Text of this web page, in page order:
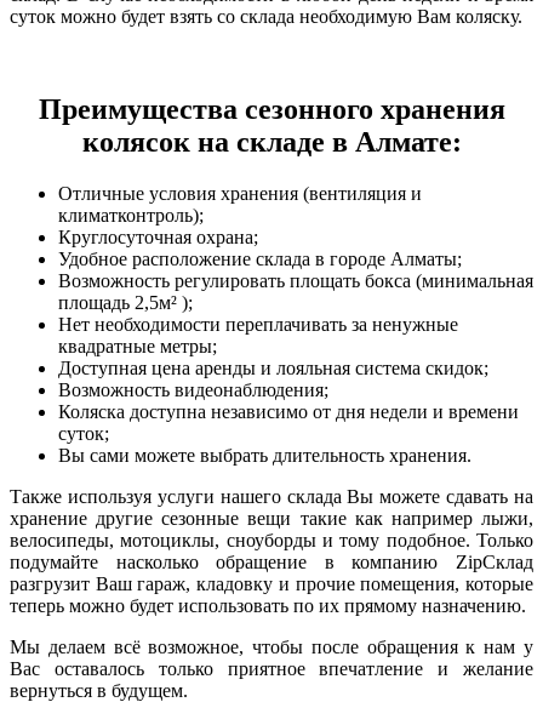
суток можно будет взять со склада необходимую Вам коляску.
Преимущества сезонного хранения
колясок на складе в Алмате:
Отличные условия хранения (вентиляция и
климатконтроль);
Круглосуточная охрана;
Удобное расположение склада в городе Алматы;
Возможность регулировать площать бокса (минимальная
площадь 2,5м² );
Нет необходимости переплачивать за ненужные
квадратные метры;
Доступная цена аренды и лояльная система скидок;
Возможность видеонаблюдения;
Коляска доступна независимо от дня недели и времени
суток;
Вы сами можете выбрать длительность хранения.
Также используя услуги нашего склада Вы можете сдавать на
хранение другие сезонные вещи такие как например лыжи,
велосипеды, мотоциклы, сноуборды и тому подобное. Только
подумайте насколько обращение в компанию ZipСклад
разгрузит Ваш гараж, кладовку и прочие помещения, которые
теперь можно будет использовать по их прямому назначению.
Мы делаем всё возможное, чтобы после обращения к нам у
Вас оставалось только приятное впечатление и желание
вернуться в будущем.